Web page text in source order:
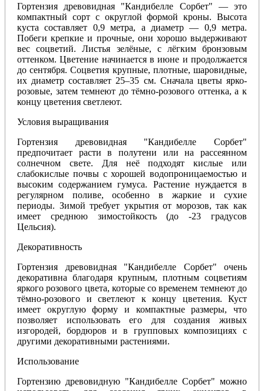
Гортензия древовидная "Кандибелле Сорбет" — это
компактный сорт с округлой формой кроны. Высота
куста составляет 0,9 метра, а диаметр — 0,9 метра.
Побеги крепкие и прочные, они хорошо выдерживают
вес соцветий. Листья зелёные, с лёгким бронзовым
оттенком. Цветение начинается в июне и продолжается
до сентября. Соцветия крупные, плотные, шаровидные,
их диаметр составляет 25–35 см. Сначала цветы ярко-
розовые, затем темнеют до тёмно-розового оттенка, а к
концу цветения светлеют.
Условия выращивания
Гортензия древовидная "Кандибелле Сорбет"
предпочитает расти в полутени или на рассеянном
солнечном свете. Для неё подходят кислые или
слабокислые почвы с хорошей водопроницаемостью и
высоким содержанием гумуса. Растение нуждается в
регулярном поливе, особенно в жаркие и сухие
периоды. Зимой требует укрытия от морозов, так как
имеет среднюю зимостойкость (до -23 градусов
Цельсия).
Декоративность
Гортензия древовидная "Кандибелле Сорбет" очень
декоративна благодаря крупным, плотным соцветиям
яркого розового цвета, которые со временем темнеют до
тёмно-розового и светлеют к концу цветения. Куст
имеет округлую форму и компактные размеры, что
позволяет использовать его для создания живых
изгородей, бордюров и в групповых композициях с
другими декоративными растениями.
Использование
Гортензию древовидную "Кандибелле Сорбет" можно